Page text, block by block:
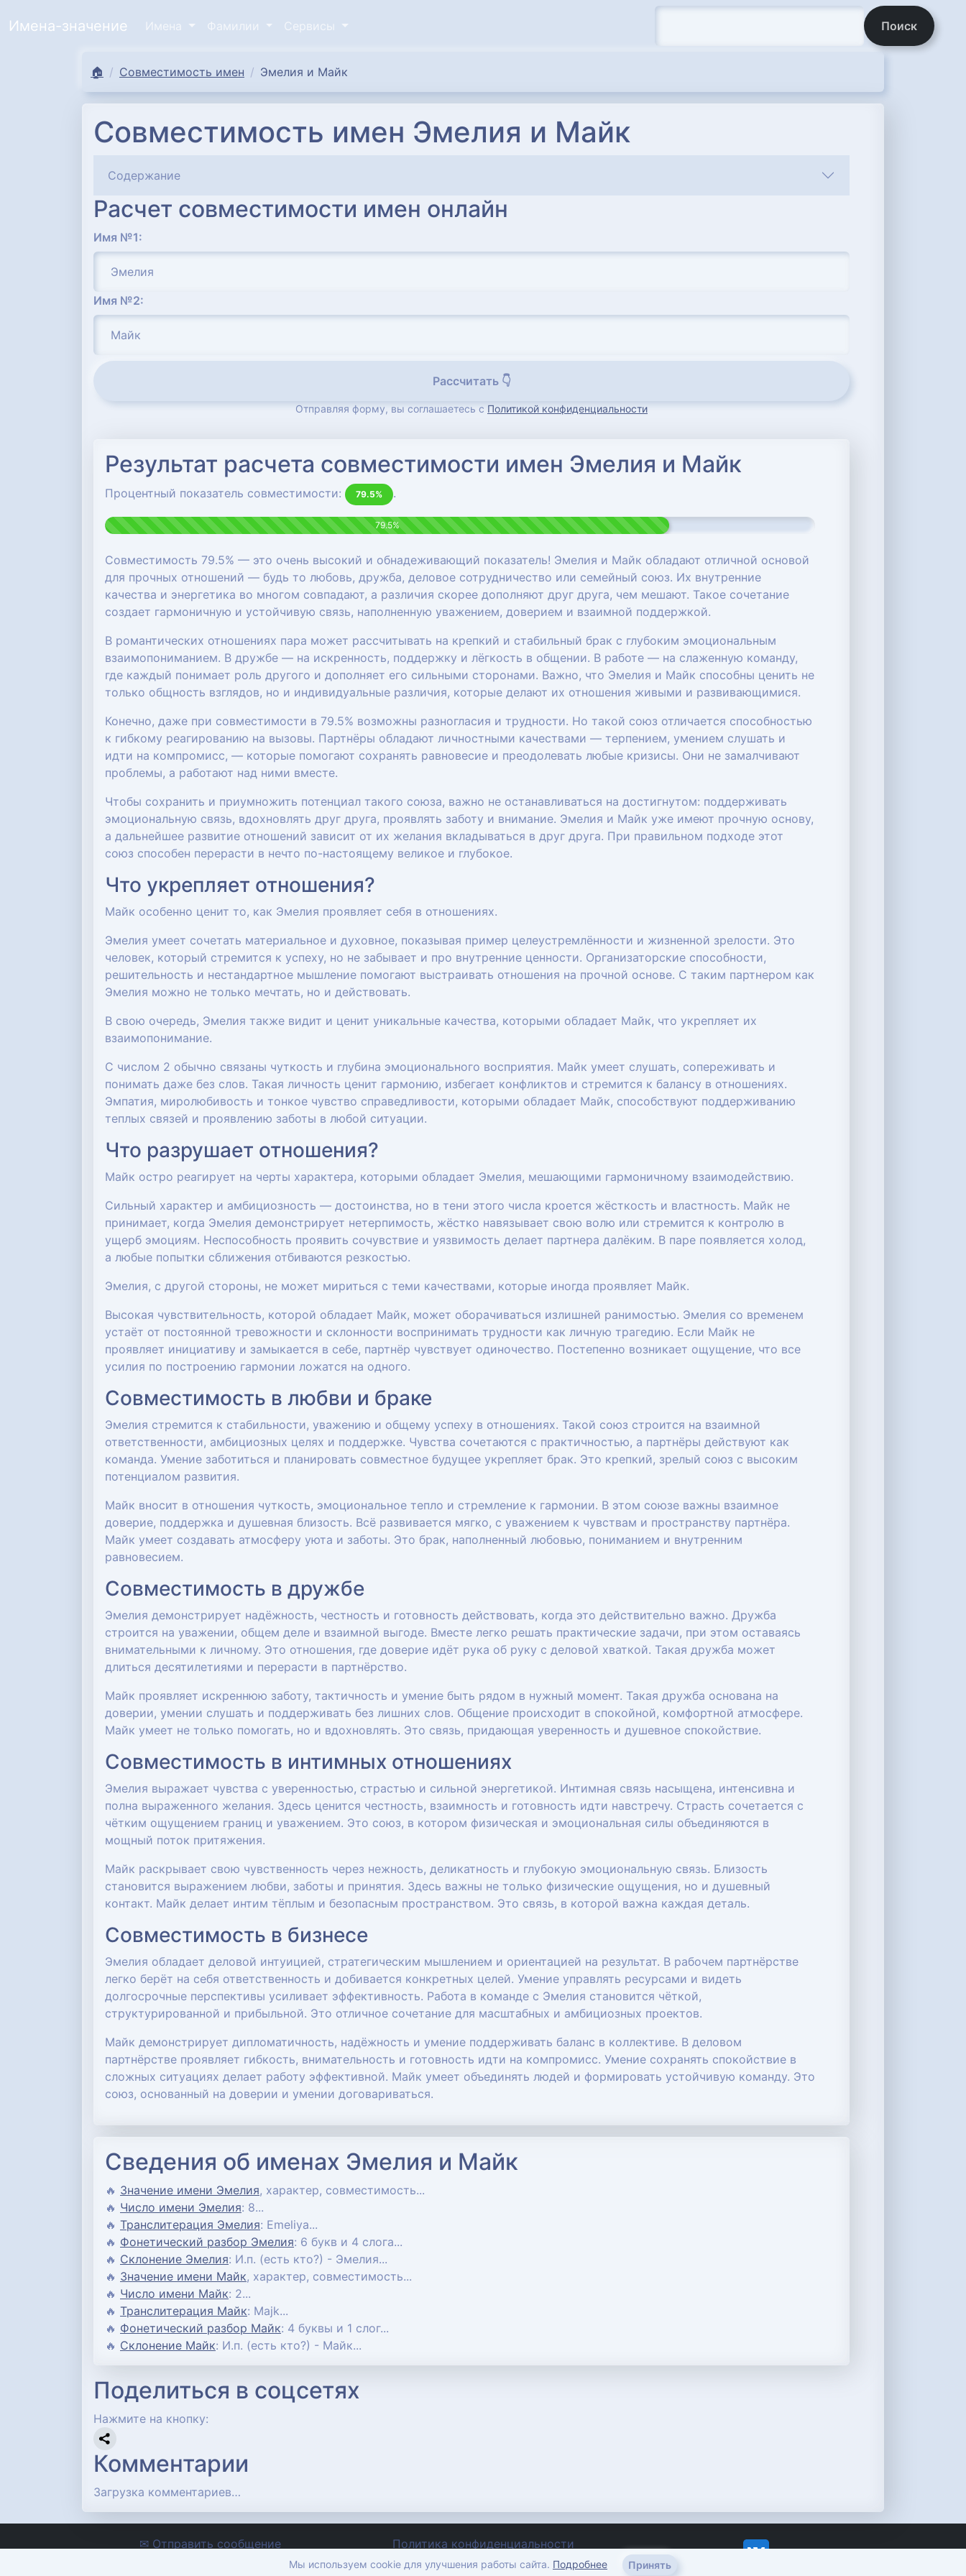
Имена-значение Имена Фамилии Сервисы Поиск
🏠 Совместимость имен Эмелия и Майк
Совместимость имен Эмелия и Майк
Содержание
Расчет совместимости имен онлайн
Имя №1:
Имя №2:
Рассчитать 👇
Отправляя форму, вы соглашаетесь с Политикой конфиденциальности
Результат расчета совместимости имен Эмелия и Майк
Процентный показатель совместимости: 79.5% .
79.5%
Совместимость 79.5% — это очень высокий и обнадеживающий показатель! Эмелия и Майк обладают отличной основой
для прочных отношений — будь то любовь, дружба, деловое сотрудничество или семейный союз. Их внутренние
качества и энергетика во многом совпадают, а различия скорее дополняют друг друга, чем мешают. Такое сочетание
создает гармоничную и устойчивую связь, наполненную уважением, доверием и взаимной поддержкой.
В романтических отношениях пара может рассчитывать на крепкий и стабильный брак с глубоким эмоциональным
взаимопониманием. В дружбе — на искренность, поддержку и лёгкость в общении. В работе — на слаженную команду,
где каждый понимает роль другого и дополняет его сильными сторонами. Важно, что Эмелия и Майк способны ценить не
только общность взглядов, но и индивидуальные различия, которые делают их отношения живыми и развивающимися.
Конечно, даже при совместимости в 79.5% возможны разногласия и трудности. Но такой союз отличается способностью
к гибкому реагированию на вызовы. Партнёры обладают личностными качествами — терпением, умением слушать и
идти на компромисс, — которые помогают сохранять равновесие и преодолевать любые кризисы. Они не замалчивают
проблемы, а работают над ними вместе.
Чтобы сохранить и приумножить потенциал такого союза, важно не останавливаться на достигнутом: поддерживать
эмоциональную связь, вдохновлять друг друга, проявлять заботу и внимание. Эмелия и Майк уже имеют прочную основу,
а дальнейшее развитие отношений зависит от их желания вкладываться в друг друга. При правильном подходе этот
союз способен перерасти в нечто по-настоящему великое и глубокое.
Что укрепляет отношения?
Майк особенно ценит то, как Эмелия проявляет себя в отношениях.
Эмелия умеет сочетать материальное и духовное, показывая пример целеустремлённости и жизненной зрелости. Это
человек, который стремится к успеху, но не забывает и про внутренние ценности. Организаторские способности,
решительность и нестандартное мышление помогают выстраивать отношения на прочной основе. С таким партнером как
Эмелия можно не только мечтать, но и действовать.
В свою очередь, Эмелия также видит и ценит уникальные качества, которыми обладает Майк, что укрепляет их
взаимопонимание.
С числом 2 обычно связаны чуткость и глубина эмоционального восприятия. Майк умеет слушать, сопереживать и
понимать даже без слов. Такая личность ценит гармонию, избегает конфликтов и стремится к балансу в отношениях.
Эмпатия, миролюбивость и тонкое чувство справедливости, которыми обладает Майк, способствуют поддерживанию
теплых связей и проявлению заботы в любой ситуации.
Что разрушает отношения?
Майк остро реагирует на черты характера, которыми обладает Эмелия, мешающими гармоничному взаимодействию.
Сильный характер и амбициозность — достоинства, но в тени этого числа кроется жёсткость и властность. Майк не
принимает, когда Эмелия демонстрирует нетерпимость, жёстко навязывает свою волю или стремится к контролю в
ущерб эмоциям. Неспособность проявить сочувствие и уязвимость делает партнера далёким. В паре появляется холод,
а любые попытки сближения отбиваются резкостью.
Эмелия, с другой стороны, не может мириться с теми качествами, которые иногда проявляет Майк.
Высокая чувствительность, которой обладает Майк, может оборачиваться излишней ранимостью. Эмелия со временем
устаёт от постоянной тревожности и склонности воспринимать трудности как личную трагедию. Если Майк не
проявляет инициативу и замыкается в себе, партнёр чувствует одиночество. Постепенно возникает ощущение, что все
усилия по построению гармонии ложатся на одного.
Совместимость в любви и браке
Эмелия стремится к стабильности, уважению и общему успеху в отношениях. Такой союз строится на взаимной
ответственности, амбициозных целях и поддержке. Чувства сочетаются с практичностью, а партнёры действуют как
команда. Умение заботиться и планировать совместное будущее укрепляет брак. Это крепкий, зрелый союз с высоким
потенциалом развития.
Майк вносит в отношения чуткость, эмоциональное тепло и стремление к гармонии. В этом союзе важны взаимное
доверие, поддержка и душевная близость. Всё развивается мягко, с уважением к чувствам и пространству партнёра.
Майк умеет создавать атмосферу уюта и заботы. Это брак, наполненный любовью, пониманием и внутренним
равновесием.
Совместимость в дружбе
Эмелия демонстрирует надёжность, честность и готовность действовать, когда это действительно важно. Дружба
строится на уважении, общем деле и взаимной выгоде. Вместе легко решать практические задачи, при этом оставаясь
внимательными к личному. Это отношения, где доверие идёт рука об руку с деловой хваткой. Такая дружба может
длиться десятилетиями и перерасти в партнёрство.
Майк проявляет искреннюю заботу, тактичность и умение быть рядом в нужный момент. Такая дружба основана на
доверии, умении слушать и поддерживать без лишних слов. Общение происходит в спокойной, комфортной атмосфере.
Майк умеет не только помогать, но и вдохновлять. Это связь, придающая уверенность и душевное спокойствие.
Совместимость в интимных отношениях
Эмелия выражает чувства с уверенностью, страстью и сильной энергетикой. Интимная связь насыщена, интенсивна и
полна выраженного желания. Здесь ценится честность, взаимность и готовность идти навстречу. Страсть сочетается с
чётким ощущением границ и уважением. Это союз, в котором физическая и эмоциональная силы объединяются в
мощный поток притяжения.
Майк раскрывает свою чувственность через нежность, деликатность и глубокую эмоциональную связь. Близость
становится выражением любви, заботы и принятия. Здесь важны не только физические ощущения, но и душевный
контакт. Майк делает интим тёплым и безопасным пространством. Это связь, в которой важна каждая деталь.
Совместимость в бизнесе
Эмелия обладает деловой интуицией, стратегическим мышлением и ориентацией на результат. В рабочем партнёрстве
легко берёт на себя ответственность и добивается конкретных целей. Умение управлять ресурсами и видеть
долгосрочные перспективы усиливает эффективность. Работа в команде с Эмелия становится чёткой,
структурированной и прибыльной. Это отличное сочетание для масштабных и амбициозных проектов.
Майк демонстрирует дипломатичность, надёжность и умение поддерживать баланс в коллективе. В деловом
партнёрстве проявляет гибкость, внимательность и готовность идти на компромисс. Умение сохранять спокойствие в
сложных ситуациях делает работу эффективной. Майк умеет объединять людей и формировать устойчивую команду. Это
союз, основанный на доверии и умении договариваться.
Сведения об именах Эмелия и Майк
🔥 Значение имени Эмелия, характер, совместимость...
🔥 Число имени Эмелия: 8...
🔥 Транслитерация Эмелия: Emeliya...
🔥 Фонетический разбор Эмелия: 6 букв и 4 слога...
🔥 Склонение Эмелия: И.п. (есть кто?) - Эмелия...
🔥 Значение имени Майк, характер, совместимость...
🔥 Число имени Майк: 2...
🔥 Транслитерация Майк: Majk...
🔥 Фонетический разбор Майк: 4 буквы и 1 слог...
🔥 Склонение Майк: И.п. (есть кто?) - Майк...
Поделиться в соцсетях
Нажмите на кнопку:
Комментарии
Загрузка комментариев…
✉ Отправить сообщение
Политика конфиденциальности
imena-znachenie.ru, © 2012-2026
Мы используем cookie для улучшения работы сайта. Подробнее Принять